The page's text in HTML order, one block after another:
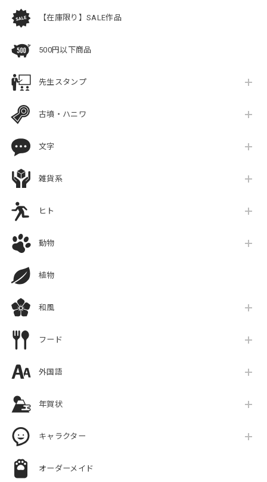
【在庫限り】SALE作品
500円以下商品
先生スタンプ
古墳・ハニワ
文字
雑貨系
ヒト
動物
植物
和風
フード
外国語
年賀状
キャラクター
オーダーメイド